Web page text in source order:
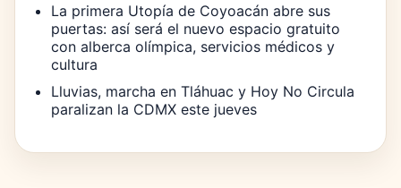
La primera Utopía de Coyoacán abre sus
puertas: así será el nuevo espacio gratuito
con alberca olímpica, servicios médicos y
cultura
Lluvias, marcha en Tláhuac y Hoy No Circula
paralizan la CDMX este jueves